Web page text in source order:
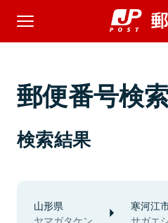
郵便番号検
検索結果
山形県
ヤマガタケン
寒河江
サガエ